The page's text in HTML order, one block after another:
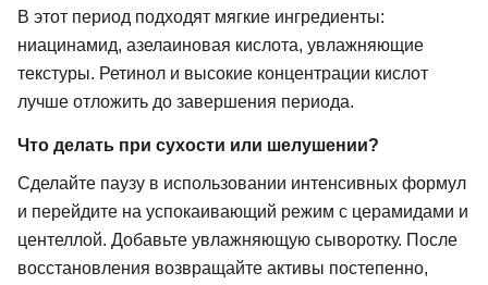
В этот период подходят мягкие ингредиенты:
ниацинамид, азелаиновая кислота, увлажняющие
текстуры. Ретинол и высокие концентрации кислот
лучше отложить до завершения периода.
Что делать при сухости или шелушении?
Сделайте паузу в использовании интенсивных формул
и перейдите на успокаивающий режим с церамидами и
центеллой. Добавьте увлажняющую сыворотку. После
восстановления возвращайте активы постепенно,